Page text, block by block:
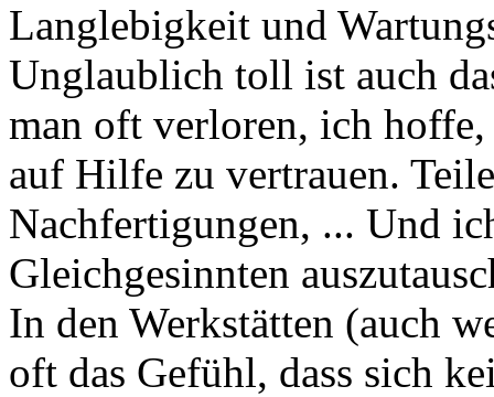
Langlebigkeit und
Unglaublich toll ist auch
man oft verloren, ich
auf Hilfe zu vertrauen.
Nachfertigungen, ... Und
Gleichgesinnten
In den Werkstätten (auch
oft das Gefühl, dass sich